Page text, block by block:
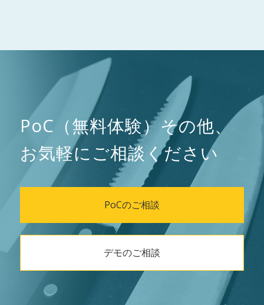
PoC（無料体験）その他、
お気軽にご相談ください
PoCのご相談
デモのご相談